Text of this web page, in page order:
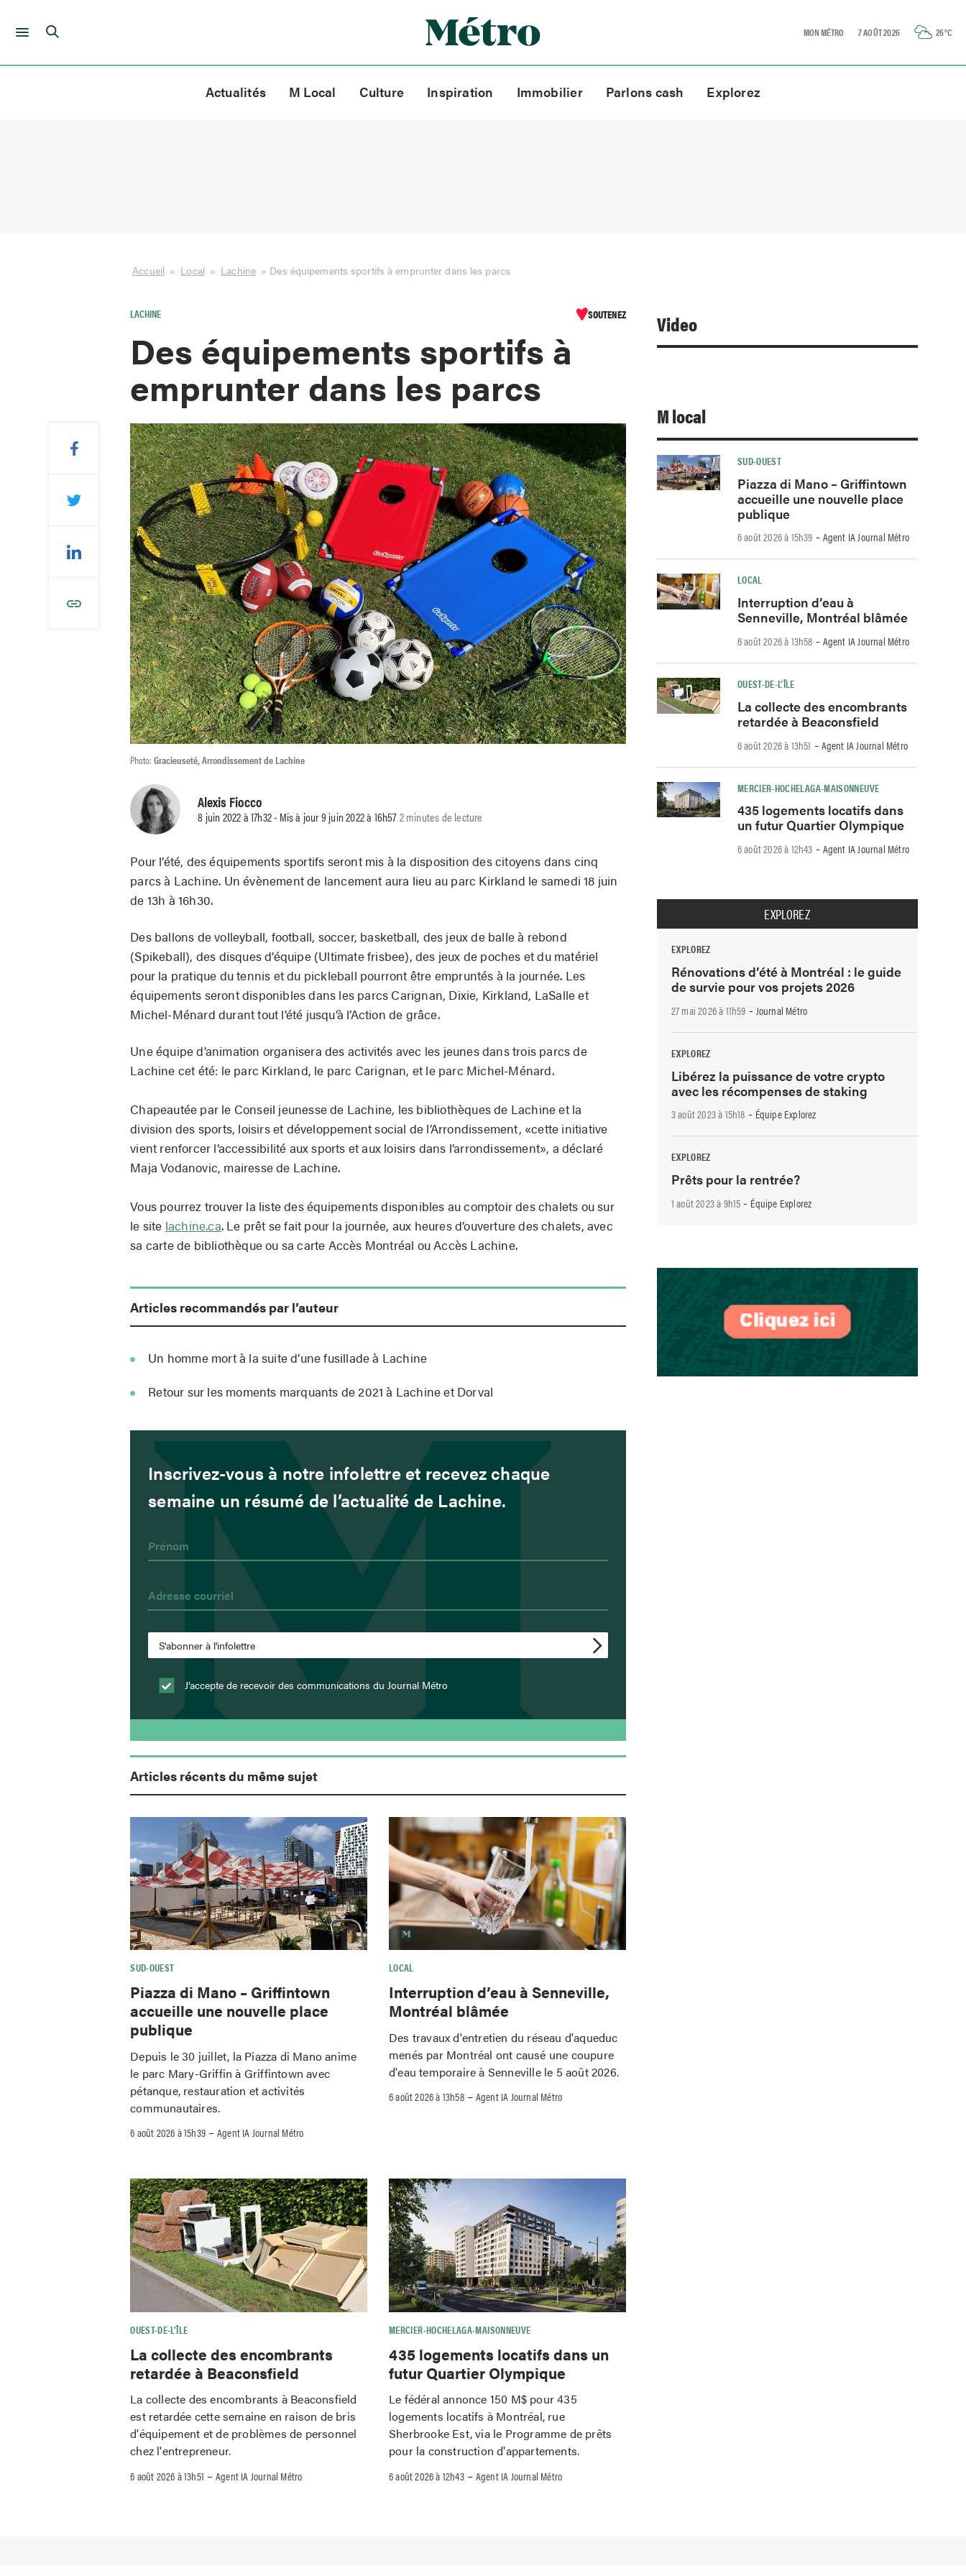
Skip
MON MÉTRO 7 AOÛT 2026 26°C
Actualités M Local Culture Inspiration Immobilier Parlons cash Explorez
Accueil » Local » Lachine » Des équipements sportifs à emprunter dans les parcs
LACHINE SOUTENEZ
Des équipements sportifs à
emprunter dans les parcs
Photo:Gracieuseté, Arrondissement de Lachine
Alexis Fiocco
8 juin 2022 à 17h32 - Mis à jour 9 juin 2022 à 16h572 minutes de lecture
Pour l’été, des équipements sportifs seront mis à la disposition des citoyens dans cinq
parcs à Lachine. Un évènement de lancement aura lieu au parc Kirkland le samedi 18 juin
de 13h à 16h30.
Des ballons de volleyball, football, soccer, basketball, des jeux de balle à rebond
(Spikeball), des disques d’équipe (Ultimate frisbee), des jeux de poches et du matériel
pour la pratique du tennis et du pickleball pourront être empruntés à la journée. Les
équipements seront disponibles dans les parcs Carignan, Dixie, Kirkland, LaSalle et
Michel-Ménard durant tout l’été jusqu’à l’Action de grâce.
Une équipe d’animation organisera des activités avec les jeunes dans trois parcs de
Lachine cet été: le parc Kirkland, le parc Carignan, et le parc Michel-Ménard.
Chapeautée par le Conseil jeunesse de Lachine, les bibliothèques de Lachine et la
division des sports, loisirs et développement social de l’Arrondissement, «cette initiative
vient renforcer l’accessibilité aux sports et aux loisirs dans l’arrondissement», a déclaré
Maja Vodanovic, mairesse de Lachine.
Vous pourrez trouver la liste des équipements disponibles au comptoir des chalets ou sur
le site lachine.ca. Le prêt se fait pour la journée, aux heures d’ouverture des chalets, avec
sa carte de bibliothèque ou sa carte Accès Montréal ou Accès Lachine.
Articles recommandés par l’auteur
Un homme mort à la suite d’une fusillade à Lachine
Retour sur les moments marquants de 2021 à Lachine et Dorval
Inscrivez-vous à notre infolettre et recevez chaque
semaine un résumé de l’actualité de Lachine.
J’accepte de recevoir des communications du Journal Métro
Articles récents du même sujet
SUD-OUEST
Piazza di Mano – Griffintown
accueille une nouvelle place
publique
Depuis le 30 juillet, la Piazza di Mano anime
le parc Mary-Griffin à Griffintown avec
pétanque, restauration et activités
communautaires.
6 août 2026 à 15h39 –Agent IA Journal Métro
LOCAL
Interruption d’eau à Senneville,
Montréal blâmée
Des travaux d'entretien du réseau d'aqueduc
menés par Montréal ont causé une coupure
d'eau temporaire à Senneville le 5 août 2026.
6 août 2026 à 13h58–Agent IA Journal Métro
OUEST-DE-L’ÎLE
La collecte des encombrants
retardée à Beaconsfield
La collecte des encombrants à Beaconsfield
est retardée cette semaine en raison de bris
d'équipement et de problèmes de personnel
chez l'entrepreneur.
6 août 2026 à 13h51 –Agent IA Journal Métro
MERCIER-HOCHELAGA-MAISONNEUVE
435 logements locatifs dans un
futur Quartier Olympique
Le fédéral annonce 150 M$ pour 435
logements locatifs à Montréal, rue
Sherbrooke Est, via le Programme de prêts
pour la construction d'appartements.
6 août 2026 à 12h43–Agent IA Journal Métro
Video
M local
SUD-OUEST
Piazza di Mano – Griffintown
accueille une nouvelle place
publique
6 août 2026 à 15h39 -Agent IA Journal Métro
LOCAL
Interruption d’eau à
Senneville, Montréal blâmée
6 août 2026 à 13h58 -Agent IA Journal Métro
OUEST-DE-L’ÎLE
La collecte des encombrants
retardée à Beaconsfield
6 août 2026 à 13h51 -Agent IA Journal Métro
MERCIER-HOCHELAGA-MAISONNEUVE
435 logements locatifs dans
un futur Quartier Olympique
6 août 2026 à 12h43 -Agent IA Journal Métro
EXPLOREZ
EXPLOREZ
Rénovations d’été à Montréal : le guide
de survie pour vos projets 2026
27 mai 2026 à 11h59 - Journal Métro
EXPLOREZ
Libérez la puissance de votre crypto
avec les récompenses de staking
3 août 2023 à 15h18 - Équipe Explorez
EXPLOREZ
Prêts pour la rentrée?
1 août 2023 à 9h15 - Équipe Explorez